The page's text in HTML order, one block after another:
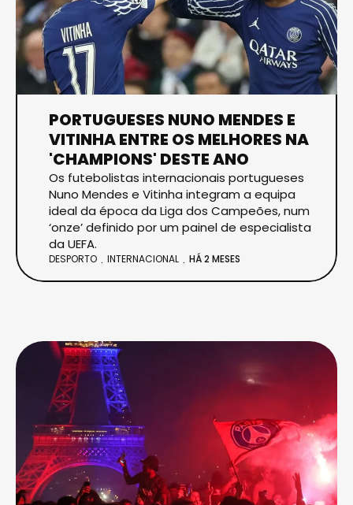
PORTUGUESES NUNO MENDES E
VITINHA ENTRE OS MELHORES NA
'CHAMPIONS' DESTE ANO
Os futebolistas internacionais portugueses
Nuno Mendes e Vitinha integram a equipa
ideal da época da Liga dos Campeões, num
‘onze’ definido por um painel de especialista
da UEFA.
DESPORTO INTERNACIONAL HÁ 2 MESES